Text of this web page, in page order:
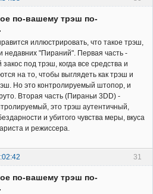
по-вашему трэш по-
иллюстрировать, что такое трэш,
недавних "Пираний". Первая часть -
под трэш, когда все средства и
на то, чтобы выглядеть как трэш и
Но это контролируемый штопор, и
Вторая часть (Пираньи 3DD) -
это трэш аутентичный,
и убитого чувства меры, вкуса
и режиссера.
31
по-вашему трэш по-